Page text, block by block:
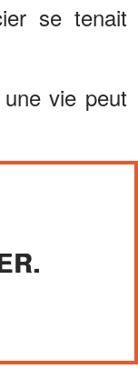
se tenait
vie peut